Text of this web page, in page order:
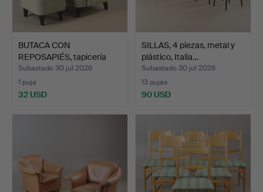
BUTACA CON
REPOSAPIÉS, tapicería
textil, M…
Subastado 30 jul 2026
1 puja
32 USD
SILLAS, 4 piezas, metal y
plástico, Italia…
Subastado 30 jul 2026
13 pujas
90 USD